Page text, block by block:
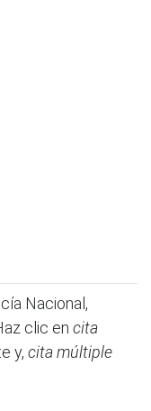
Nacional,
clic en cita
y, cita múltiple